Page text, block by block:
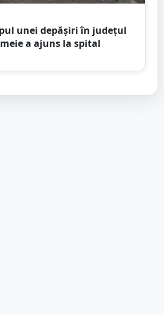
unei depășiri în județul
a ajuns la spital